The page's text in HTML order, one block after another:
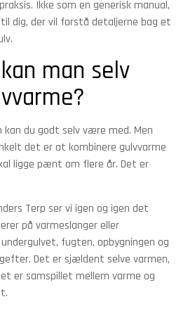
Ikke som en generisk manual,
dig, der vil forstå detaljerne bag et
man selv
kan du godt selv være med. Men
det er at kombinere gulvvarme
ligge pænt om flere år. Det er
Terp ser vi igen og igen det
på varmeslanger eller
fugten, opbygningen og
Det er sjældent selve varmen,
er samspillet mellem varme og